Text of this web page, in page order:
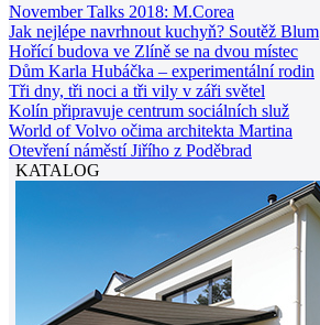
November Talks 2018: M.Corea
Jak nejlépe navrhnout kuchyň? Soutěž Blum
Hořící budova ve Zlíně se na dvou místec
Dům Karla Hubáčka – experimentální rodin
Tři dny, tři noci a tři vily v záři světel
Kolín připravuje centrum sociálních služ
World of Volvo očima architekta Martina
Otevření náměstí Jiřího z Poděbrad
KATALOG